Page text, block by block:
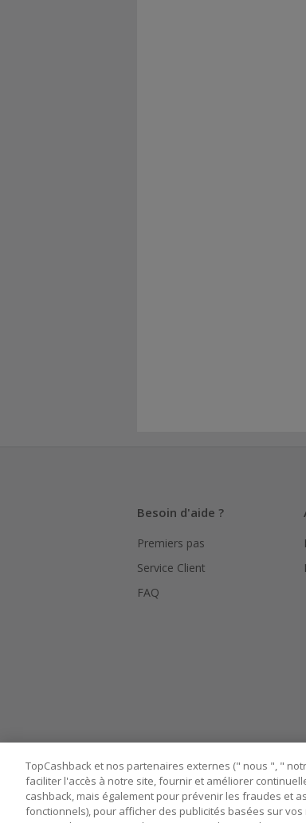
Besoin d'aide ?
Premiers pas
Service Client
FAQ
TopCashback et nos partenaires externes (" nous ", "
faciliter l'accès à notre site, fournir et améliorer
cashback, mais également pour prévenir les fraudes et
fonctionnels), pour afficher des publicités basées sur